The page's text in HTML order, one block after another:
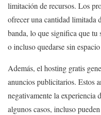
limitación de recursos. Los
ofrecer una cantidad limitada
banda, lo que significa que tu
o incluso quedarse sin
Además, el hosting gratis
anuncios publicitarios. Estos
negativamente la experiencia
algunos casos, incluso